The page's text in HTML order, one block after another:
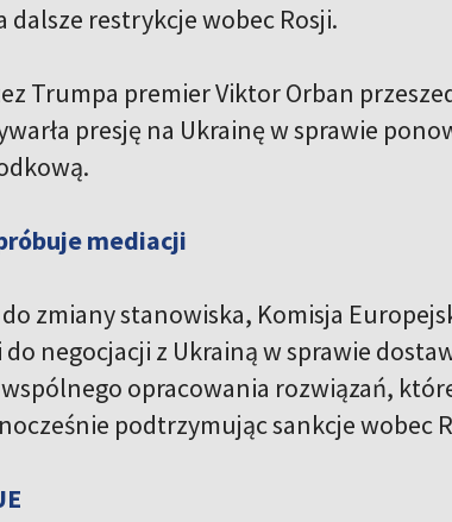
dalsze restrykcje wobec Rosji.
Trumpa premier Viktor Orban
presję na Ukrainę w sprawie
mediacji
zmiany stanowiska, Komisja
negocjacji z Ukrainą w sprawie
opracowania rozwiązań,
podtrzymując sankcje wobec